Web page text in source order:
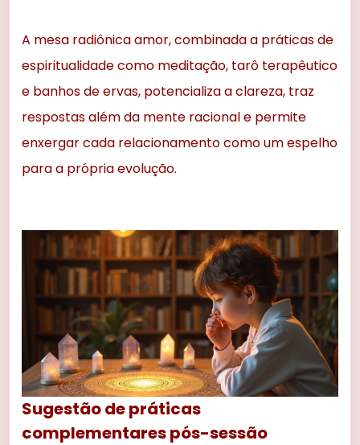
A mesa radiônica amor, combinada a práticas de
espiritualidade como meditação, tarô terapêutico
e banhos de ervas, potencializa a clareza, traz
respostas além da mente racional e permite
enxergar cada relacionamento como um espelho
para a própria evolução.
Sugestão de práticas
complementares pós-sessão